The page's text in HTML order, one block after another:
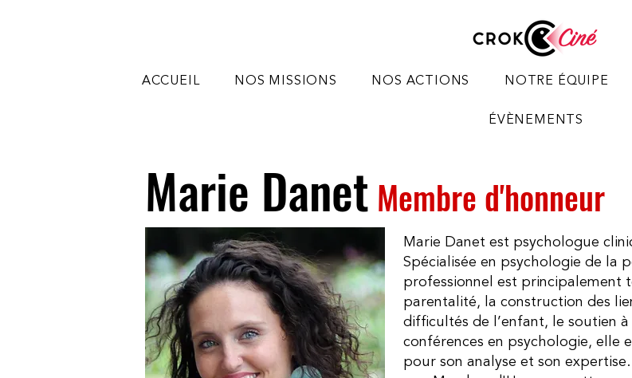
ACCUEIL NOS MISSIONS NOS ACTIONS NOTRE ÉQUIPE
ÉVÈNEMENTS
Marie Danet Membre d'honneur
Marie Danet est psychologue
Spécialisée en psychologie de la
professionnel est principalement
parentalité, la construction des
difficultés de l’enfant, le soutien
conférences en psychologie, elle
pour son analyse et son